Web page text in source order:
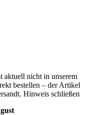
aktuell nicht in unserem
bestellen – der Artikel
Hinweis schließen